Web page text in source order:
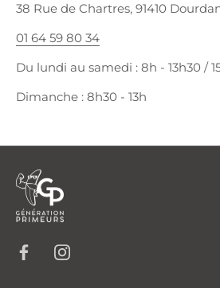
38 Rue de Chartres, 91410
01 64 59 80 34
Du lundi au samedi : 8h - 13h30 /
Dimanche : 8h30 - 13h